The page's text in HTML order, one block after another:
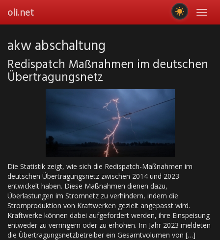
main
oli.net
akw abschaltung
Redispatch Maßnahmen im deutschen
Übertragungsnetz
Die Statistik zeigt, wie sich die Redispatch-Maßnahmen im
deutschen Übertragungsnetz zwischen 2014 und 2023
entwickelt haben. Diese Maßnahmen dienen dazu,
Überlastungen im Stromnetz zu verhindern, indem die
Stromproduktion von Kraftwerken gezielt angepasst wird.
Kraftwerke können dabei aufgefordert werden, ihre Einspeisung
entweder zu verringern oder zu erhöhen. Im Jahr 2023 meldeten
die Übertragungsnetzbetreiber ein Gesamtvolumen von […]